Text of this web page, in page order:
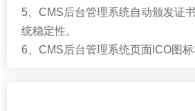
5、CMS后台管理系统自动颁发证
统稳定性。
6、CMS后台管理系统页面ICO图标